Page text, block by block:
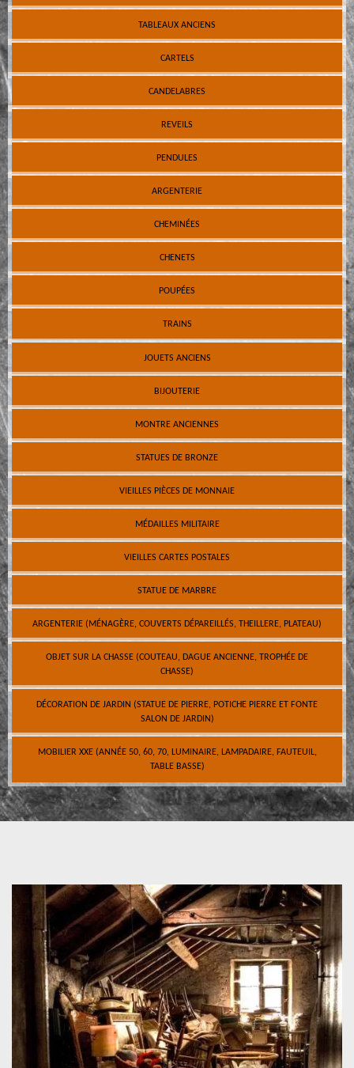
TABLEAUX ANCIENS
CARTELS
CANDELABRES
REVEILS
PENDULES
ARGENTERIE
CHEMINÉES
CHENETS
POUPÉES
TRAINS
JOUETS ANCIENS
BIJOUTERIE
MONTRE ANCIENNES
STATUES DE BRONZE
VIEILLES PIÈCES DE MONNAIE
MÉDAILLES MILITAIRE
VIEILLES CARTES POSTALES
STATUE DE MARBRE
ARGENTERIE (MÉNAGÈRE, COUVERTS DÉPAREILLÉS, THEILLERE, PLATEAU)
OBJET SUR LA CHASSE (COUTEAU, DAGUE ANCIENNE, TROPHÉE DE
CHASSE)
DÉCORATION DE JARDIN (STATUE DE PIERRE, POTICHE PIERRE ET FONTE
SALON DE JARDIN)
MOBILIER XXE (ANNÉE 50, 60, 70, LUMINAIRE, LAMPADAIRE, FAUTEUIL,
TABLE BASSE)